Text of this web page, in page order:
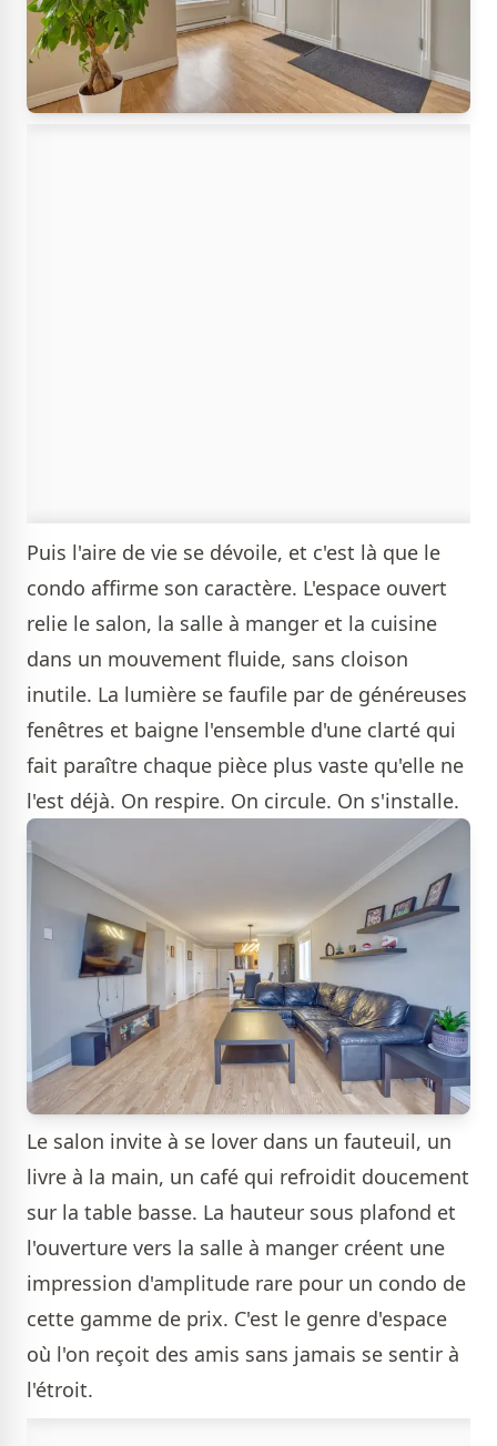
Puis l'aire de vie se dévoile, et c'est là que le
condo affirme son caractère. L'espace ouvert
relie le salon, la salle à manger et la cuisine
dans un mouvement fluide, sans cloison
inutile. La lumière se faufile par de généreuses
fenêtres et baigne l'ensemble d'une clarté qui
fait paraître chaque pièce plus vaste qu'elle ne
l'est déjà. On respire. On circule. On s'installe.
Le salon invite à se lover dans un fauteuil, un
livre à la main, un café qui refroidit doucement
sur la table basse. La hauteur sous plafond et
l'ouverture vers la salle à manger créent une
impression d'amplitude rare pour un condo de
cette gamme de prix. C'est le genre d'espace
où l'on reçoit des amis sans jamais se sentir à
l'étroit.